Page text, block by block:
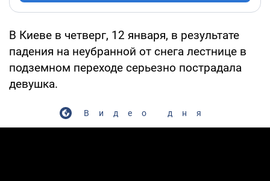
В Киеве в четверг, 12 января, в результате
падения на неубранной от снега лестнице в
подземном переходе серьезно пострадала
девушка.
Видео дня